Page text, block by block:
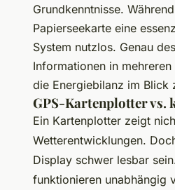
Grundkenntnisse. Während
Papierseekarte eine
System nutzlos. Genau
Informationen in
die Energiebilanz im Blick
GPS-Kartenplotter vs.
Ein Kartenplotter zeigt
Wetterentwicklungen.
Display schwer lesbar
funktionieren unabhängig